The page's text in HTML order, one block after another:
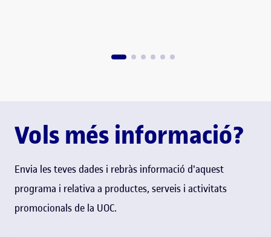
Vols més informació?
Envia les teves dades i rebràs informació d'aquest
programa i relativa a productes, serveis i activitats
promocionals de la UOC.